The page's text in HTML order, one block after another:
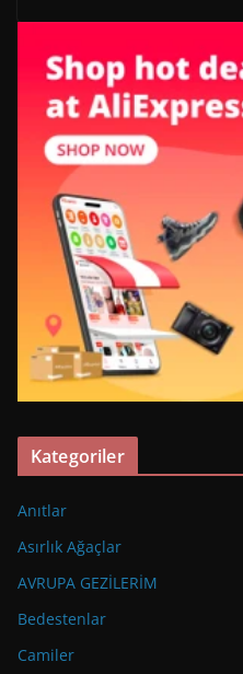
Kategoriler
Anıtlar
Asırlık Ağaçlar
AVRUPA GEZİLERİM
Bedestenlar
Camiler